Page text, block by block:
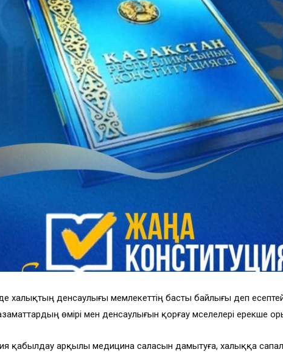
халықтың денсаулығы мемлекеттің басты байлығы деп
өмірі мен денсаулығын қорғау мәселелері ерекше
қабылдау арқылы медицина саласын дамытуға, халыққа